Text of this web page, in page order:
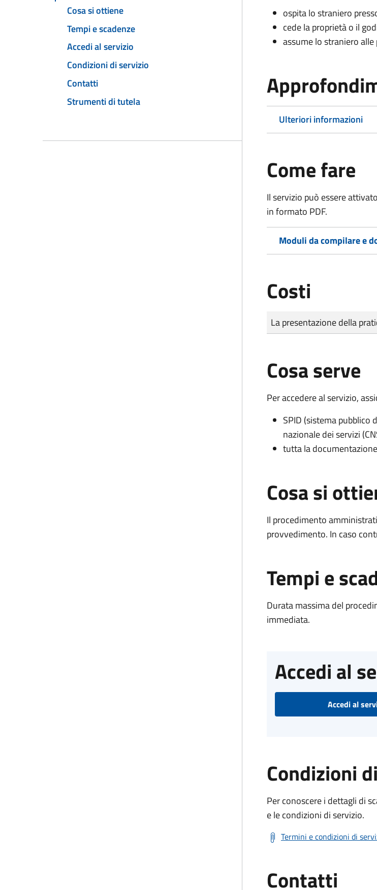
Cosa si ottiene
Tempi e scadenze
Accedi al servizio
Condizioni di servizio
Contatti
Strumenti di tutela
ospita lo straniero
cede la proprietà o il
assume lo straniero
Ulteriori informazioni
Come fare
Il servizio può essere
in formato PDF.
Moduli da compilare e
Costi
Tipo di pagamento
Importo
La presentazione della
Cosa serve
Per accedere al servizio,
SPID (sistema pubblico
nazionale dei servizi
tutta la
Cosa si
Il procedimento
provvedimento. In caso
Tempi e
Durata massima del
immediata.
Accedi al
Accedi al
Condizioni
Per conoscere i dettagli di
e le condizioni di servizio.
Termini e condizioni di
Contatti